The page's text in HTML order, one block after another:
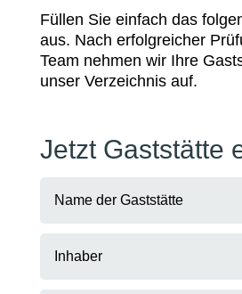
Füllen Sie einfach das
aus. Nach erfolgreicher
Team nehmen wir Ihre
unser Verzeichnis auf.
Jetzt Gaststätte